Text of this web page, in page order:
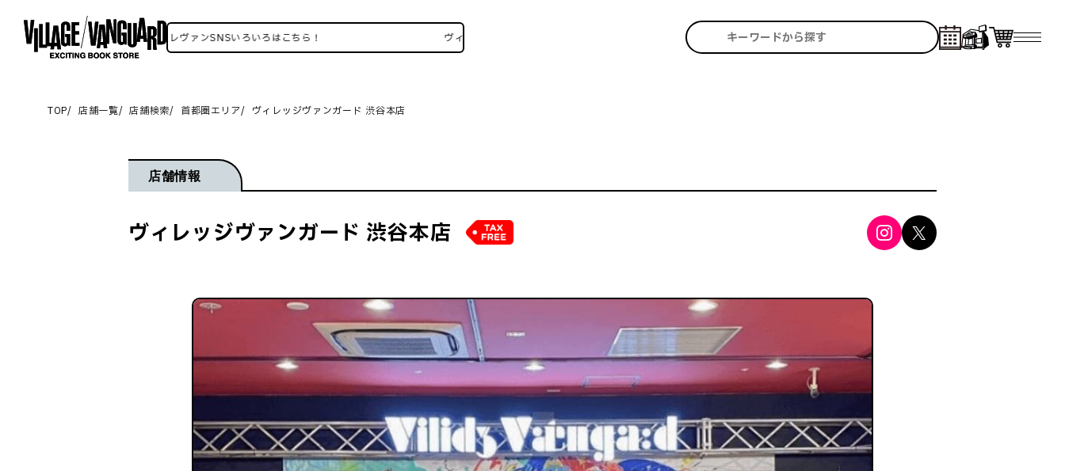
ヴィレヴァンSNSいろいろはこちら！ ヴィレヴァンSNSいろいろはこちら！
TOP 店舗一覧 店舗検索 首都圏エリア ヴィレッジヴァンガード 渋谷本店
店舗情報
ヴィレッジヴァンガード 渋谷本店